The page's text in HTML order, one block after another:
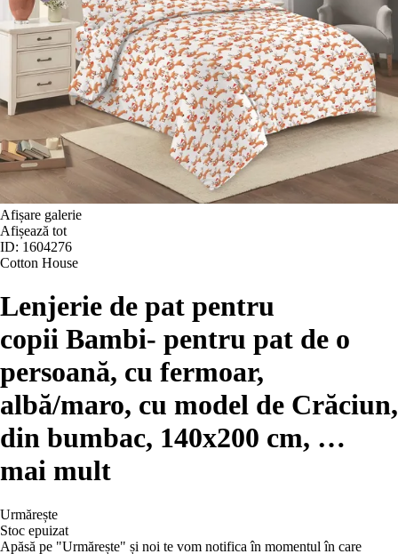
Afișare galerie
Afișează tot
ID: 1604276
Cotton House
Lenjerie de pat pentru
copii Bambi- pentru pat de o
persoană, cu fermoar,
albă/maro, cu model de Crăciun,
din bumbac, 140x200 cm, …
mai mult
Urmărește
Stoc epuizat
Apăsă pe "Urmărește" și noi te vom notifica în momentul în care